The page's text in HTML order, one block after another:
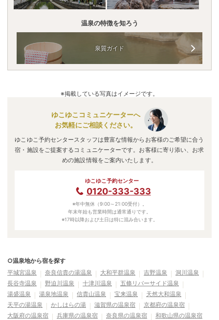
温泉の特徴を知ろう
泉質ガイド
※掲載している写真はイメージです。
ゆこゆこコミュニケーターへ
お気軽にご相談ください。
ゆこゆこ予約センタースタッフは豊富な情報からお客様のご希望に合う
宿・施設をご提案するコミュニケーターです。お客様に寄り添い、お求
めの施設情報をご案内いたします。
ゆこゆこ予約センター
0120-333-333
※年中無休（9:00～21:00受付）。
年末年始も営業時間は通常通りです。
※17時以降および土日は特に混み合います。
○温泉地から宿を探す
平城宮温泉
奈良信貴の湯温泉 大和平群温泉 吉野温泉
洞川温泉
長谷寺温泉
野迫川温泉 十津川温泉
五條リバーサイド温泉
湯盛温泉
湯泉地温泉 信貴山温泉 宝来温泉
天然大和温泉
天平の湯温泉
かしはらの湯 滋賀県の温泉宿
京都府の温泉宿
大阪府の温泉宿
兵庫県の温泉宿 奈良県の温泉宿 和歌山県の温泉宿